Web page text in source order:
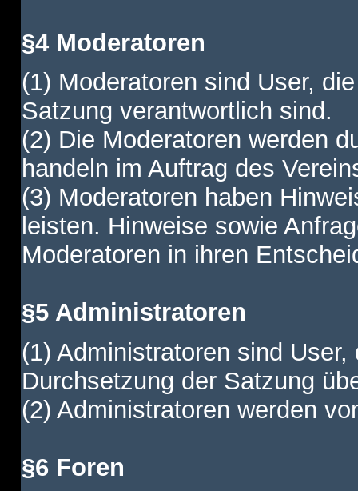
§4 Moderatoren
(1) Moderatoren sind User,
Satzung verantwortlich sind.
(2) Die Moderatoren werden
handeln im Auftrag des
(3) Moderatoren haben
leisten. Hinweise sowie
Moderatoren in ihren
§5 Administratoren
(1) Administratoren sind
Durchsetzung der Satzung
(2) Administratoren werden
§6 Foren